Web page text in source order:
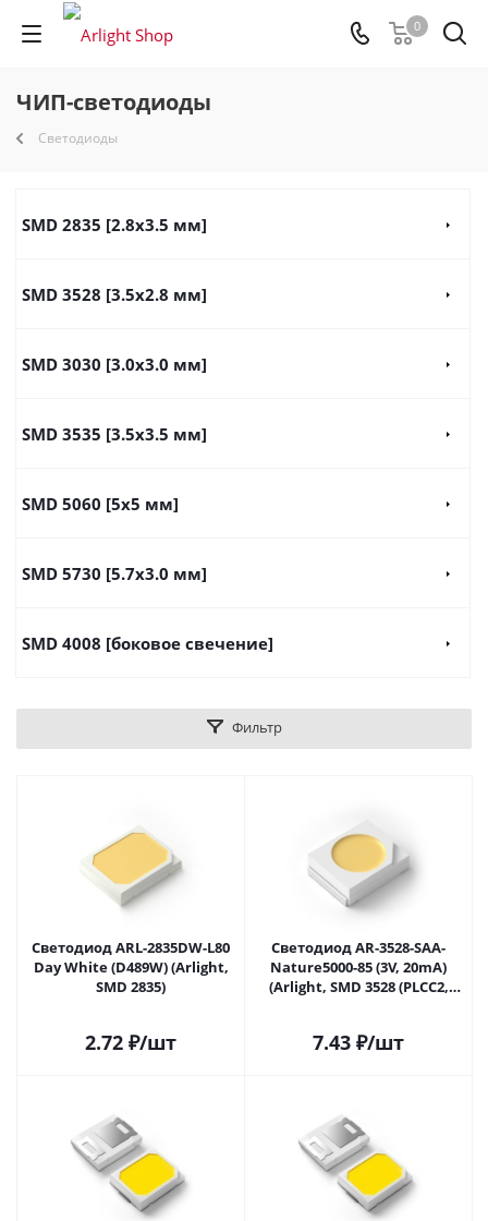
0
ЧИП-светодиоды
Светодиоды
SMD 2835 [2.8x3.5 мм]
SMD 3528 [3.5х2.8 мм]
SMD 3030 [3.0x3.0 мм]
SMD 3535 [3.5x3.5 мм]
SMD 5060 [5x5 мм]
SMD 5730 [5.7х3.0 мм]
SMD 4008 [боковое свечение]
Фильтр
Светодиод ARL-2835DW-L80
Day White (D489W) (Arlight,
SMD 2835)
2.72 ₽/шт
Светодиод AR-3528-SAA-
Nature5000-85 (3V, 20mA)
(Arlight, SMD 3528 (PLCC2,
7.43 ₽/шт